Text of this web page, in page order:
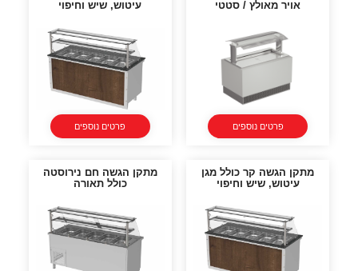
אויר מאולץ / סטטי
פרטים נוספים
עיטוש, שיש וחיפוי
פרטים נוספים
מתקן הגשה קר כולל מגן
עיטוש, שיש וחיפוי
מתקן הגשה חם נירוסטה
כולל תאורה